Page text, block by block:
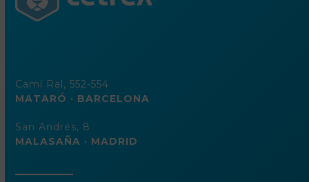
Camí Ral, 552-554
MATARÓ · BARCELONA
San Andrés, 8
MALASAÑA · MADRID